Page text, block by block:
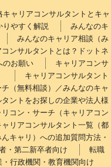
ャリアコンサルタントとキャ
りやすく解説
みんなのキ
みんなのキャリア相談（み
コンサルタントとは？ドットネ
のお願い
キャリアコンサ
キャリアコンサルタント
（無料相談）／みんなのキャ
ントをお探しの企業や法人様
リコン・サーチ（キャリアコン
ャリアコンサルタント一覧（都
キャリ）への追加質問方法・
・第二新卒者向け
転職
・行政機関・教育機関向け